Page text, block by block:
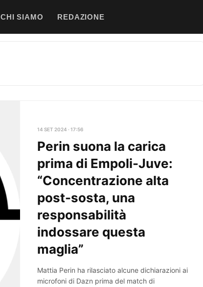
CHI SIAMO REDAZIONE
14 SET 2024 · 17:56
Perin suona la carica
prima di Empoli-Juve:
“Concentrazione alta
post-sosta, una
responsabilità
indossare questa
maglia”
Mattia Perin ha rilasciato alcune dichiarazioni ai
microfoni di Dazn prima del match di